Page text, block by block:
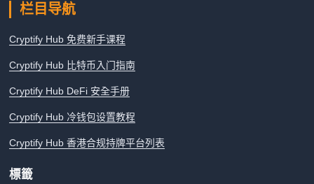
栏目导航
Cryptify Hub 免费新手课程
Cryptify Hub 比特币入门指南
Cryptify Hub DeFi 安全手册
Cryptify Hub 冷钱包设置教程
Cryptify Hub 香港合规持牌平台列表
標籤